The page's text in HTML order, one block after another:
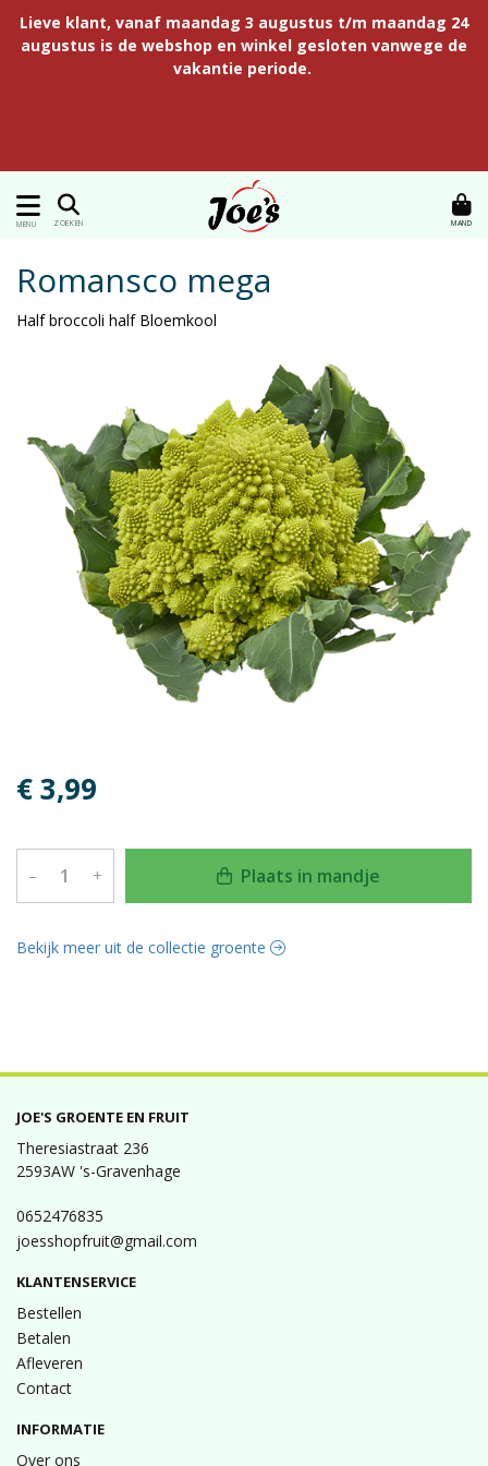
Lieve klant, vanaf maandag 3 augustus t/m maandag 24
augustus is de webshop en winkel gesloten vanwege de
vakantie periode.
MENU ZOEKEN MAND
Romansco mega
Half broccoli half Bloemkool
€ 3,99
– + Plaats in mandje
Bekijk meer uit de collectie groente
JOE'S GROENTE EN FRUIT
Theresiastraat 236
2593AW 's-Gravenhage
0652476835
joesshopfruit@gmail.com
KLANTENSERVICE
Bestellen
Betalen
Afleveren
Contact
INFORMATIE
Over ons